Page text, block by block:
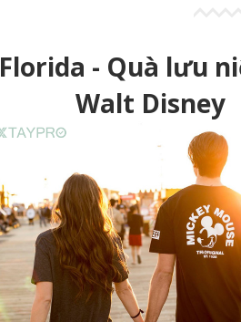
Florida - Quà lưu
Walt Disney